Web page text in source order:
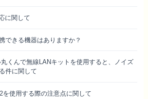
に関して
できる機器はありますか？
くんで無線LANキットを使用すると、ノイズ
件に関して
を使用する際の注意点に関して